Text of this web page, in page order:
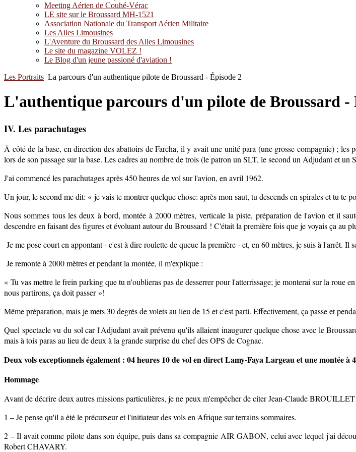
Meeting Aérien de Couhé-Vérac
LE site sur le Broussard MH-1521
Association Nationale du Transport Aérien Militaire
Les Ailes Limousines
L'Aventure du Broussard des Ailes Limousines
Le site du magazine VOLEZ !
Le Blog d'un jeune passioné d'aviation !
Les Portraits La parcours d'un authentique pilote de Broussard - Épisode 2
L'authentique parcours d'un pilote de Broussard -
IV. Les parachutages
À côté de la base, en direction des abattoirs de Farcha, il y avait une unité para (une grosse compagnie) ;
lors de son passage sur la base. Les cadres au nombre de trois (le patron un SLT, le second un Adjudant et
J'ai commencé les parachutages après 450 heures de vol sur l'avion, en avril 1962.
Un jour, le second me dit: « je vais te montrer quelque chose: après mon saut, tu descends en spirales et tu te
Nous sommes tous les deux à bord, montée à 2000 mètres, verticale la piste, préparation de l'avion et il
descendre en faisant des figures et évoluant autour du Broussard ! C'était la première fois que je voyais ça au
Je me pose court en appontant - c'est à dire roulette de queue la première - et, en 60 mètres, je suis à l'arrêt.
Je remonte à 2000 mètres et pendant la montée, il m'explique :
« Tu vas mettre le frein parking que tu n'oublieras pas de desserrer pour l'atterrissage; je monterai sur la roue
nous partirons, ça doit passer »!
Même préparation, mais je mets 30 degrés de volets au lieu de 15 et c'est parti. Effectivement, ça passe et
Quel spectacle vu du sol car l'Adjudant avait prévenu qu'ils allaient inaugurer quelque chose avec le
mais à tois paras au lieu de deux à la grande surprise du chef des OPS de Cognac.
Deux vols exceptionnels également : 04 heures 10 de vol en direct Lamy-Faya Largeau et une montée
Hommage
Avant de décrire deux autres missions particulières, je ne peux m'empêcher de citer Jean-Claude
1 – Je pense qu'il a été le précurseur et l'initiateur des vols en Afrique sur terrains sommaires.
2 – Il avait comme pilote dans son équipe, puis dans sa compagnie AIR GABON, celui avec lequel j'ai
Robert CHAVARY.